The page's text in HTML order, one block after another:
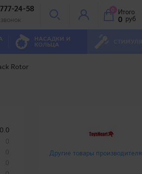
24-58 0 Итого
0 руб
НАСАДКИ И
КОЛЬЦА
Rotor
0
0
0
Другие товары производителя